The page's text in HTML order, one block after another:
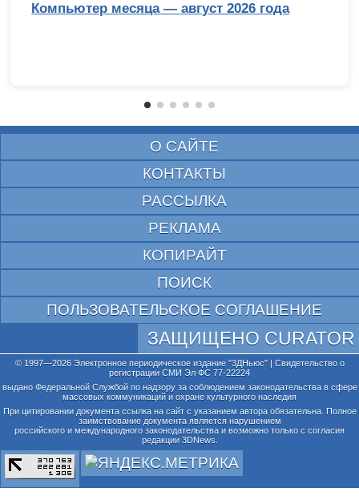
Компьютер месяца — август 2026 года
О САЙТЕ
КОНТАКТЫ
РАССЫЛКА
РЕКЛАМА
КОПИРАЙТ
ПОИСК
ПОЛЬЗОВАТЕЛЬСКОЕ СОГЛАШЕНИЕ
ЗАЩИЩЕНО CURATOR
© 1997—2026 Электронное периодическое издание "3ДНьюс" | Свидетельство о
регистрации СМИ Эл ФС 77-22224
выдано Федеральной Службой по надзору за соблюдением законодательства в сфере
массовых коммуникаций и охране культурного наследия
При цитировании документа ссылка на сайт с указанием автора обязательна. Полное
заимствование документа является нарушением
российского и международного законодательства и возможно только с согласия
редакции 3DNews.